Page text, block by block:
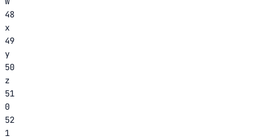
48
x
49
y
50
z
51
0
52
1